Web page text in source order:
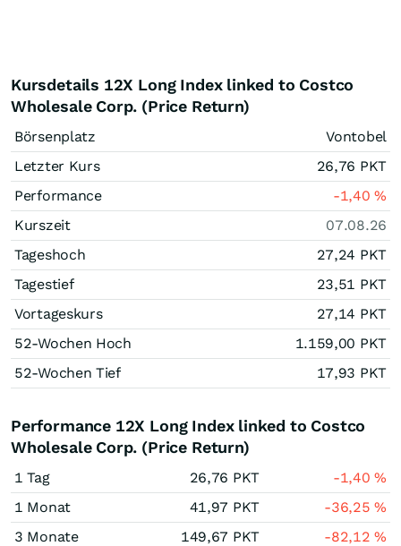
Kursdetails 12X Long Index linked to Costco
Wholesale Corp. (Price Return)
Börsenplatz
Vontobel
Letzter Kurs
26,76 PKT
Performance
-1,40%
Kurszeit
07.08.26
Tageshoch
27,24 PKT
Tagestief
23,51 PKT
Vortageskurs
27,14 PKT
52-Wochen Hoch
1.159,00 PKT
52-Wochen Tief
17,93 PKT
Performance 12X Long Index linked to Costco
Wholesale Corp. (Price Return)
1 Tag 26,76 PKT -1,40%
1 Monat
41,97 PKT -36,25%
3 Monate
149,67 PKT -82,12%